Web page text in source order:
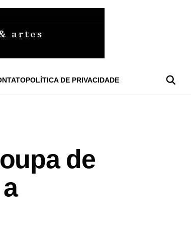
POLÍTICA DE PRIVACIDADE
de